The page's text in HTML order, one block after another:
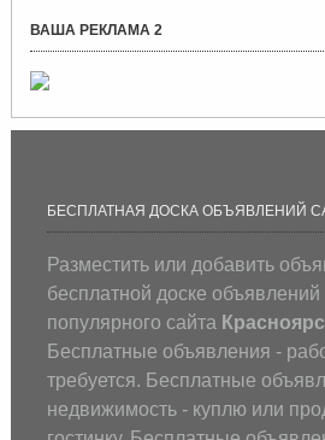
ВАША РЕКЛАМА 2
БЕСПЛАТНАЯ ДОСКА ОБЪЯВЛЕНИЙ
Разместить или добавить
бесплатной доске объявлений
популярного сайта
Бесплатные объявления -
требуется. Бесплатные
недвижимость - куплю или